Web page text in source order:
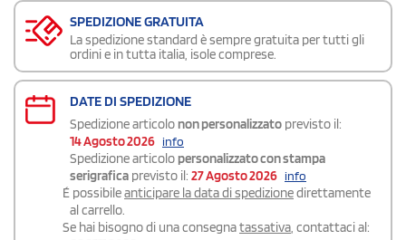
SPEDIZIONE GRATUITA
La spedizione standard è sempre gratuita per tutti gli
ordini e in tutta italia, isole comprese.
DATE DI SPEDIZIONE
Spedizione articolo non personalizzato previsto il:
14 Agosto 2026 info
Spedizione articolo personalizzato con stampa
serigrafica previsto il: 27 Agosto 2026 info
É possibileanticipare la data di spedizionedirettamente
al carrello.
Se hai bisogno di una consegnatassativa, contattaci al: